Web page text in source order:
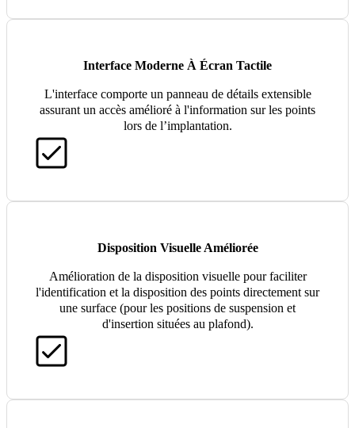
Interface Moderne À Écran Tactile
L'interface comporte un panneau de détails extensible
assurant un accès amélioré à l'information sur les points
lors de l’implantation.
Disposition Visuelle Améliorée
Amélioration de la disposition visuelle pour faciliter
l'identification et la disposition des points directement sur
une surface (pour les positions de suspension et
d'insertion situées au plafond).